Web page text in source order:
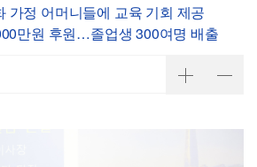
가정 어머니들에 교육 기회 제공
만원 후원…졸업생 300여명 배출